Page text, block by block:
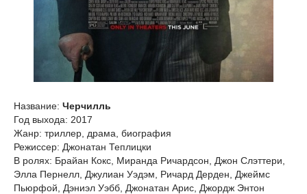
Название: Черчилль
Год выхода: 2017
Жанр: триллер, драма, биография
Режиссер: Джонатан Теплицки
В ролях: Брайан Кокс, Миранда Ричардсон, Джон Слэттери,
Элла Пернелл, Джулиан Уэдэм, Ричард Дерден, Джеймс
Пьюрфой, Дэниэл Уэбб, Джонатан Арис, Джордж Энтон